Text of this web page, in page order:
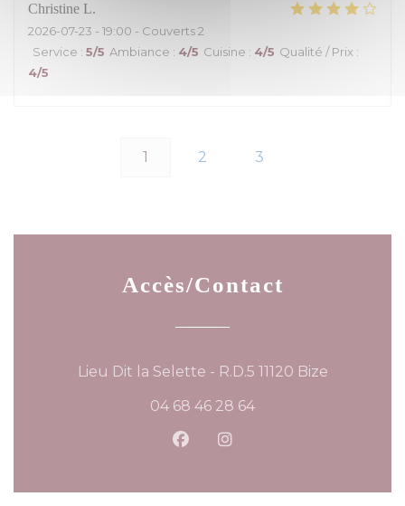
Christine L
2026-07-23 - 19:00 - Couverts 2
Service : 5/5 Ambiance : 4/5 Cuisine : 4/5 Qualité / Prix :
4/5
1 2 3
Accès/Contact
Lieu Dit la Selette - R.D.5 11120 Bize((ouvre
04 68 46 28 64
Facebook ((ouvre une
Instagram ((ouvre